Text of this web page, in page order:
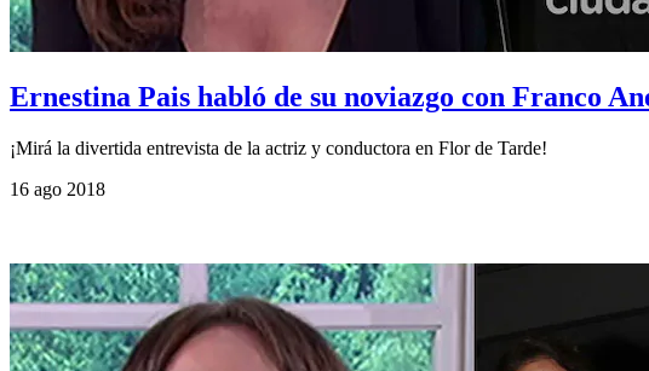
Ernestina Pais habló de su noviazgo con Franco
¡Mirá la divertida entrevista de la actriz y conductora en Flor de Tarde!
16 ago 2018